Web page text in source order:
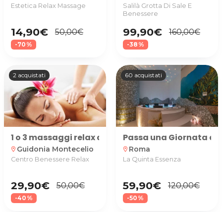
Estetica Relax Massage
14,90€ 50,00€
-70%
Salilà Grotta Di Sale E
Benessere
99,90€ 160,00€
-38%
2 acquistati
1 o 3 massaggi relax da 45 minuti presso Centro
location_on Guidonia Montecelio
Centro Benessere Relax
29,90€ 50,00€
-40%
60 acquistati
Passa una Giornata da
location_on Roma
La Quinta Essenza
59,90€ 120,00€
-50%